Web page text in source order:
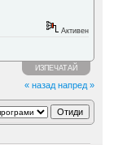
Активен
ИЗПЕЧАТАЙ
« назад напред »